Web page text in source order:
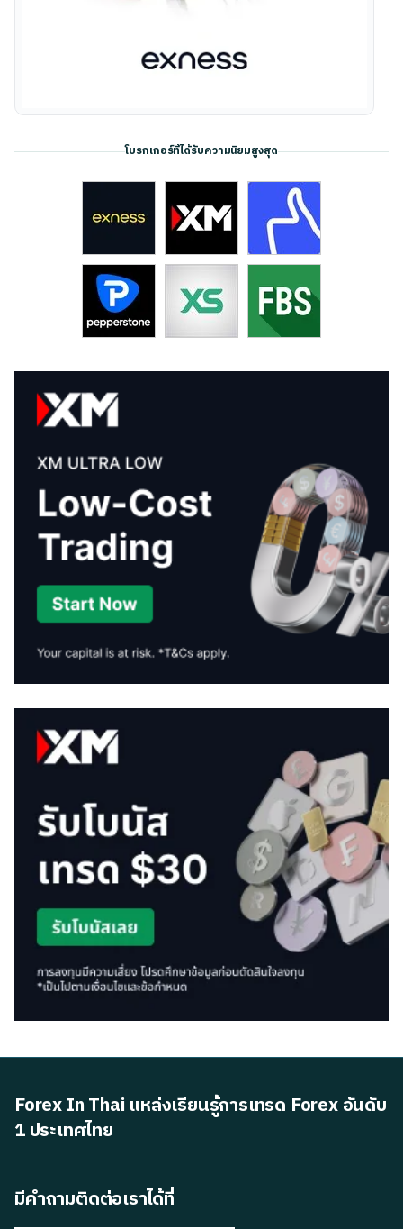
โบรกเกอร์ที่ได้รับความนิยมสูงสุด
Forex In Thai แหล่งเรียนรู้การเทรด Forex อันดับ
1 ประเทศไทย
มีคำถามติดต่อเราได้ที่